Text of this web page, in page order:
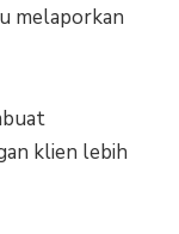
melaporkan
klien lebih